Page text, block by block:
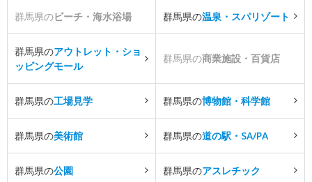
群馬県のビーチ・海水浴場 群馬県の温泉・スパリゾート
群馬県のアウトレット・ショ
ッピングモール
群馬県の商業施設・百貨店
群馬県の工場見学 群馬県の博物館・科学館
群馬県の美術館 群馬県の道の駅・SA/PA
群馬県の公園 群馬県のアスレチック